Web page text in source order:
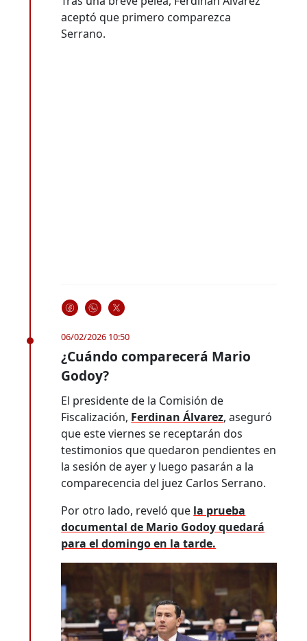
aceptó que primero comparezca
Serrano.
06/02/2026 10:50
¿Cuándo comparecerá Mario
Godoy?
El presidente de la Comisión de
Fiscalización, Ferdinan Álvarez, aseguró
que este viernes se receptarán dos
testimonios que quedaron pendientes en
la sesión de ayer y luego pasarán a la
comparecencia del juez Carlos Serrano.
Por otro lado, reveló que la prueba
documental de Mario Godoy quedará
para el domingo en la tarde.